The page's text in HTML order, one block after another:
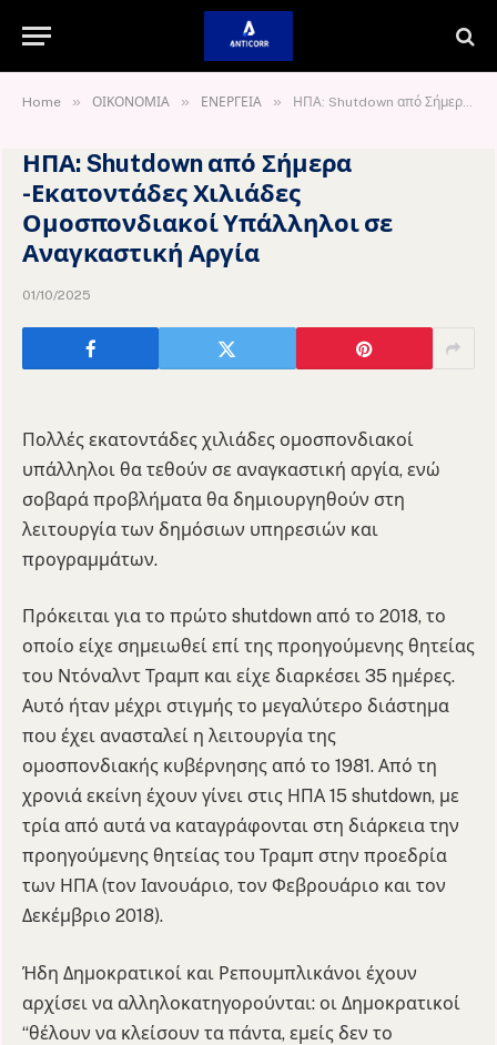
Home » ΟΙΚΟΝΟΜΙΑ » ΕΝΕΡΓΕΙΑ » ΗΠΑ: Shutdown από Σήμερα -Εκατοντάδες Χιλιάδες Ομοσπονδιακοί Υπάλληλοι σε Αναγκαστική Αργία
ΗΠΑ: Shutdown από Σήμερα
-Εκατοντάδες Χιλιάδες
Ομοσπονδιακοί Υπάλληλοι σε
Αναγκαστική Αργία
01/10/2025
Πολλές εκατοντάδες χιλιάδες ομοσπονδιακοί
υπάλληλοι θα τεθούν σε αναγκαστική αργία, ενώ
σοβαρά προβλήματα θα δημιουργηθούν στη
λειτουργία των δημόσιων υπηρεσιών και
προγραμμάτων.
Πρόκειται για το πρώτο shutdown από το 2018, το
οποίο είχε σημειωθεί επί της προηγούμενης θητείας
του Ντόναλντ Τραμπ και είχε διαρκέσει 35 ημέρες.
Αυτό ήταν μέχρι στιγμής το μεγαλύτερο διάστημα
που έχει ανασταλεί η λειτουργία της
ομοσπονδιακής κυβέρνησης από το 1981. Από τη
χρονιά εκείνη έχουν γίνει στις ΗΠΑ 15 shutdown, με
τρία από αυτά να καταγράφονται στη διάρκεια την
προηγούμενης θητείας του Τραμπ στην προεδρία
των ΗΠΑ (τον Ιανουάριο, τον Φεβρουάριο και τον
Δεκέμβριο 2018).
Ήδη Δημοκρατικοί και Ρεπουμπλικάνοι έχουν
αρχίσει να αλληλοκατηγορούνται: οι Δημοκρατικοί
“θέλουν να κλείσουν τα πάντα, εμείς δεν το